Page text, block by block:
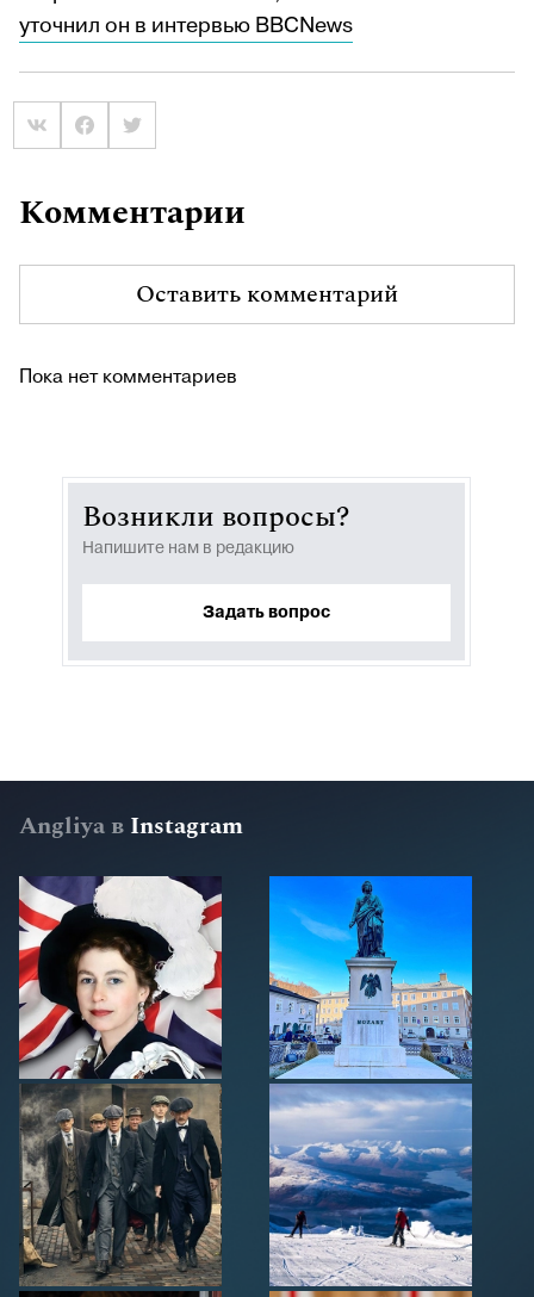
уточнил он в интервью BBCNews
Комментарии
Оставить комментарий
Пока нет комментариев
Возникли вопросы?
Напишите нам в редакцию
Задать вопрос
Angliya в Instagram